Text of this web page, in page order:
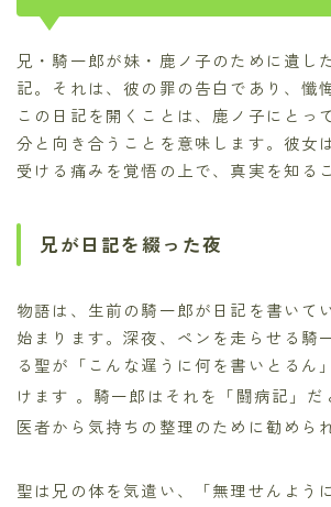
兄・騎一郎が妹・鹿ノ子のために遺し
記。それは、彼の罪の告白であり、懺
この日記を開くことは、鹿ノ子にとっ
分と向き合うことを意味します。彼女
受ける痛みを覚悟の上で、真実を知る
兄が日記を綴った夜
物語は、生前の騎一郎が日記を書いて
始まります。深夜、ペンを走らせる騎
る聖が「こんな遅うに何を書いとるん
けます 。騎一郎はそれを「闘病記」だ
医者から気持ちの整理のために勧めら
聖は兄の体を気遣い、「無理せんよう